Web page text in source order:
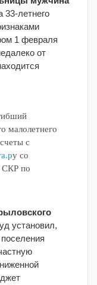
33-летнего
1 февраля
от
малолетнего
с
у со
СКР по
установил,